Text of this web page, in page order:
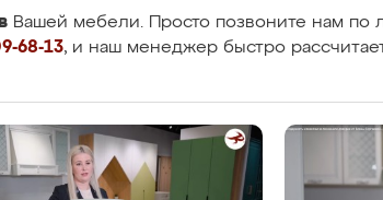
Вашей мебели. Просто позвоните нам по
68-13, и наш менеджер быстро